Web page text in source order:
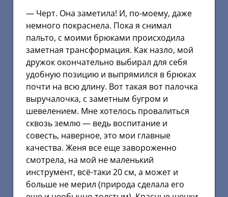
— Черт. Она заметила! И, по-моему, даже
немного покраснела. Пока я снимал
пальто, с моими брюками происходила
заметная трансформация. Как назло, мой
дружок окончательно выбирал для себя
удобную позицию и выпрямился в брюках
почти на всю длину. Вот такая вот палочка
выручалочка, с заметным бугром и
шевелением. Мне хотелось провалиться
сквозь землю — ведь воспитание и
совесть, наверное, это мои главные
качества. Женя все еще завороженно
смотрела, на мой не маленький
инструмент, всё-таки 20 см, а может и
больше не мерил (природа сделала его